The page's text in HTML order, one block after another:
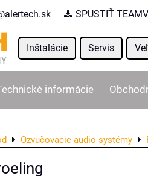
SPUSTIŤ
Inštalácie Servis
informácie
Ozvučovacie audio systémy